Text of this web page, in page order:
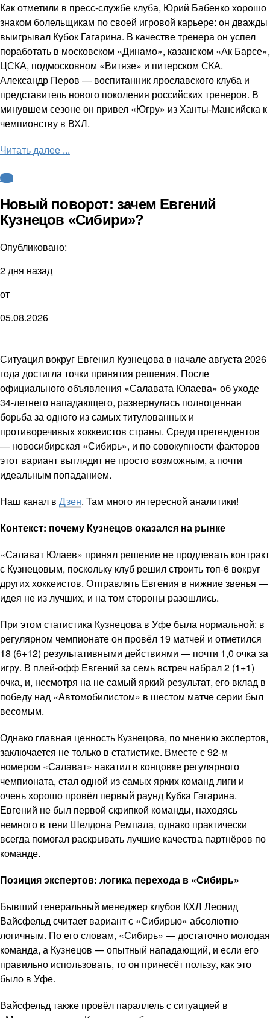
Как отметили в пресс-службе клуба, Юрий Бабенко хорошо
знаком болельщикам по своей игровой карьере: он дважды
выигрывал Кубок Гагарина. В качестве тренера он успел
поработать в московском «Динамо», казанском «Ак Барсе»,
ЦСКА, подмосковном «Витязе» и питерском СКА.
Александр Перов — воспитанник ярославского клуба и
представитель нового поколения российских тренеров. В
минувшем сезоне он привел «Югру» из Ханты-Мансийска к
чемпионству в ВХЛ.
Читать далее ...
КХЛ
Новый поворот: зачем Евгений
Кузнецов «Сибири»?
Опубликовано:
2 дня назад
от
05.08.2026
Ситуация вокруг Евгения Кузнецова в начале августа 2026
года достигла точки принятия решения. После
официального объявления «Салавата Юлаева» об уходе
34-летнего нападающего, развернулась полноценная
борьба за одного из самых титулованных и
противоречивых хоккеистов страны. Среди претендентов
— новосибирская «Сибирь», и по совокупности факторов
этот вариант выглядит не просто возможным, а почти
идеальным попаданием.
Наш канал в Дзен. Там много интересной аналитики!
Контекст: почему Кузнецов оказался на рынке
«Салават Юлаев» принял решение не продлевать контракт
с Кузнецовым, поскольку клуб решил строить топ-6 вокруг
других хоккеистов. Отправлять Евгения в нижние звенья —
идея не из лучших, и на том стороны разошлись.
При этом статистика Кузнецова в Уфе была нормальной: в
регулярном чемпионате он провёл 19 матчей и отметился
18 (6+12) результативными действиями — почти 1,0 очка за
игру. В плей-офф Евгений за семь встреч набрал 2 (1+1)
очка, и, несмотря на не самый яркий результат, его вклад в
победу над «Автомобилистом» в шестом матче серии был
весомым.
Однако главная ценность Кузнецова, по мнению экспертов,
заключается не только в статистике. Вместе с 92-м
номером «Салават» накатил в концовке регулярного
чемпионата, стал одной из самых ярких команд лиги и
очень хорошо провёл первый раунд Кубка Гагарина.
Евгений не был первой скрипкой команды, находясь
немного в тени Шелдона Ремпала, однако практически
всегда помогал раскрывать лучшие качества партнёров по
команде.
Позиция экспертов: логика перехода в «Сибирь»
Бывший генеральный менеджер клубов КХЛ Леонид
Вайсфельд считает вариант с «Сибирью» абсолютно
логичным. По его словам, «Сибирь» — достаточно молодая
команда, а Кузнецов — опытный нападающий, и если его
правильно использовать, то он принесёт пользу, как это
было в Уфе.
Вайсфельд также провёл параллель с ситуацией в